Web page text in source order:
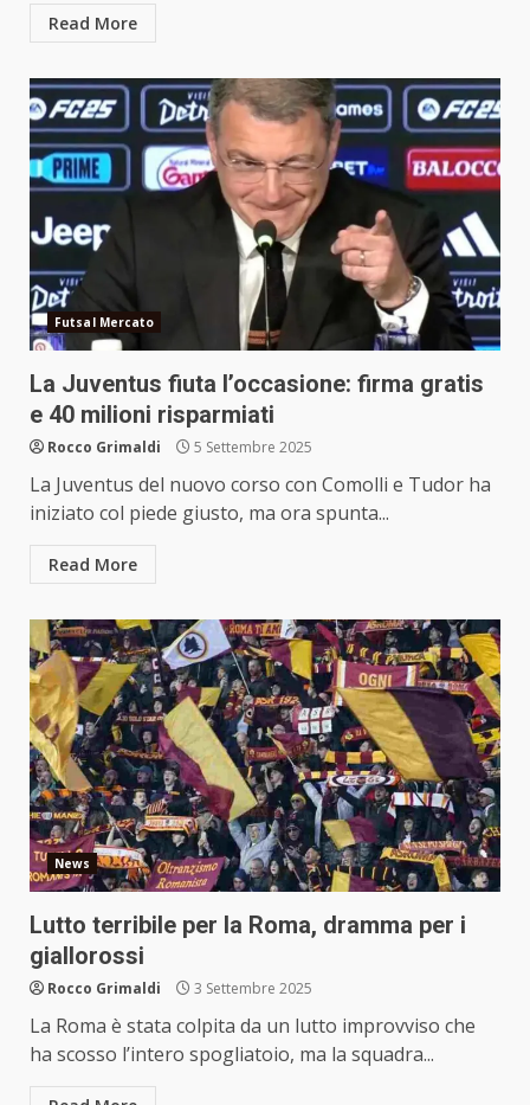
Read More
Futsal Mercato
La Juventus fiuta l’occasione: firma gratis
e 40 milioni risparmiati
Rocco Grimaldi 5 Settembre 2025
La Juventus del nuovo corso con Comolli e Tudor ha
iniziato col piede giusto, ma ora spunta...
Read More
News
Lutto terribile per la Roma, dramma per i
giallorossi
Rocco Grimaldi 3 Settembre 2025
La Roma è stata colpita da un lutto improvviso che
ha scosso l’intero spogliatoio, ma la squadra...